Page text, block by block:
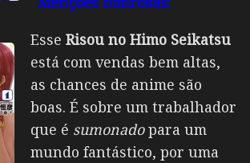
Esse Risou no Himo Seikatsu
está com vendas bem altas,
as chances de anime são
boas. É sobre um trabalhador
que é sumonadopara um
mundo fantástico, por uma